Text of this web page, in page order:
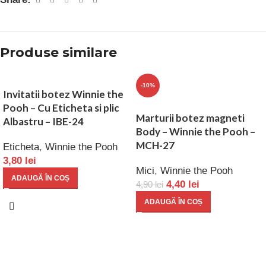
Produse similare
Invitatii botez Winnie the
Pooh – Cu Eticheta si plic
Albastru – IBE-24
Eticheta, Winnie the Pooh
3,80 lei
ADAUGĂ ÎN COȘ
-10%
Marturii botez magneti
Body – Winnie the Pooh –
MCH-27
Mici, Winnie the Pooh
4,90lei 4,40 lei
ADAUGĂ ÎN COȘ